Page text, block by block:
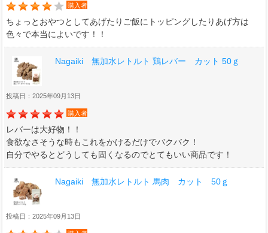
購入者
ちょっとおやつとしてあげたりご飯にトッピングしたりあげ方は
色々で本当によいです！！
Nagaiki 無加水レトルト 鶏レバー カット 50ｇ
投稿日：2025年09月13日
購入者
レバーは大好物！！
食欲なさそうな時もこれをかけるだけでバクバク！
自分でやるとどうしても固くなるのでとてもいい商品です！
Nagaiki 無加水レトルト 馬肉 カット 50ｇ
投稿日：2025年09月13日